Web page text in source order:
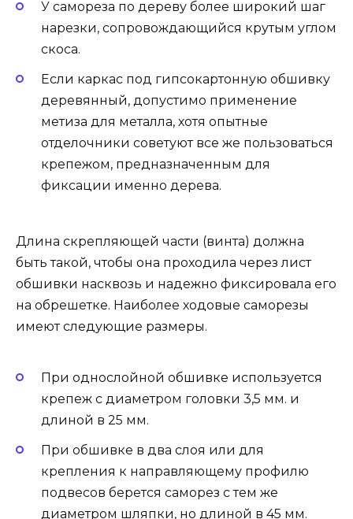
У самореза по дереву более широкий шаг
нарезки, сопровождающийся крутым углом
скоса.
Если каркас под гипсокартонную обшивку
деревянный, допустимо применение
метиза для металла, хотя опытные
отделочники советуют все же пользоваться
крепежом, предназначенным для
фиксации именно дерева.
Длина скрепляющей части (винта) должна
быть такой, чтобы она проходила через лист
обшивки насквозь и надежно фиксировала его
на обрешетке. Наиболее ходовые саморезы
имеют следующие размеры.
При однослойной обшивке используется
крепеж с диаметром головки 3,5 мм. и
длиной в 25 мм.
При обшивке в два слоя или для
крепления к направляющему профилю
подвесов берется саморез с тем же
диаметром шляпки, но длиной в 45 мм.